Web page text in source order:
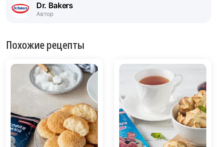
Dr. Bakers
Автор
Похожие рецепты